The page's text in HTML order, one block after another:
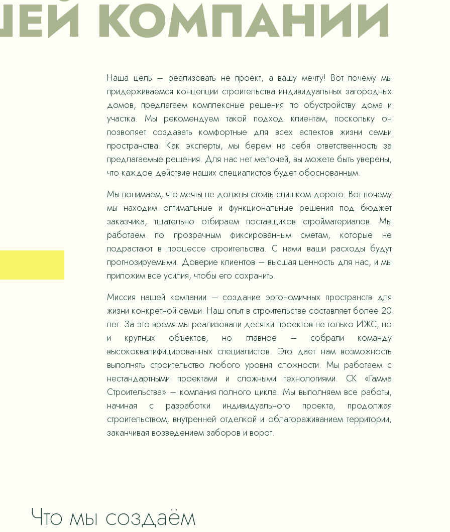
КОМПАНИИ
Наша цель – реализовать не проект, а вашу мечту! Вот почему мы
придерживаемся концепции строительства индивидуальных загородных
домов, предлагаем комплексные решения по обустройству дома и
участка. Мы рекомендуем такой подход клиентам, поскольку он
позволяет создавать комфортные для всех аспектов жизни семьи
пространства. Как эксперты, мы берем на себя ответственность за
предлагаемые решения. Для нас нет мелочей, вы можете быть уверены,
что каждое действие наших специалистов будет обоснованным.
Мы понимаем, что мечты не должны стоить слишком дорого. Вот почему
мы находим оптимальные и функциональные решения под бюджет
заказчика, тщательно отбираем поставщиков стройматериалов. Мы
работаем по прозрачным фиксированным сметам, которые не
подрастают в процессе строительства. С нами ваши расходы будут
прогнозируемыми. Доверие клиентов – высшая ценность для нас, и мы
приложим все усилия, чтобы его сохранить.
Миссия нашей компании – создание эргономичных пространств для
жизни конкретной семьи. Наш опыт в строительстве составляет более 20
лет. За это время мы реализовали десятки проектов не только ИЖС, но
и крупных объектов, но главное – собрали команду
высококвалифицированных специалистов. Это дает нам возможность
выполнять строительство любого уровня сложности. Мы работаем с
нестандартными проектами и сложными технологиями. СК «Гамма
Строительства» – компания полного цикла. Мы выполняем все работы,
начиная с разработки индивидуального проекта, продолжая
строительством, внутренней отделкой и облагораживанием территории,
заканчивая возведением заборов и ворот.
Что мы создаём